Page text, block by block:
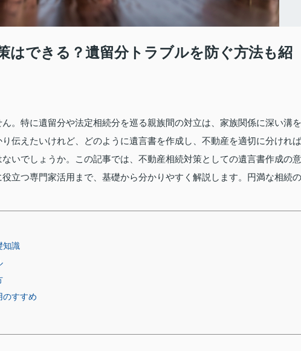
はできる？遺留分トラブルを防ぐ方法も紹
。特に遺留分や法定相続分を巡る親族間の対立は、家族関係に深い溝を
伝えたいけれど、どのように遺言書を作成し、不動産を適切に分ければ
いでしょうか。この記事では、不動産相続対策としての遺言書作成の意
立つ専門家活用まで、基礎から分かりやすく解説します。円満な相続の
知識
のすすめ